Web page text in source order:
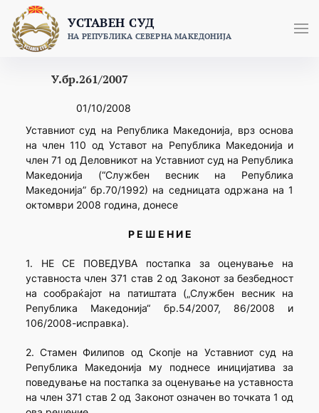
content
УСТАВЕН СУД
НА РЕПУБЛИКА СЕВЕРНА МАКЕДОНИЈА
У.бр.261/2007
01/10/2008
Уставниот суд на Република Македонија, врз основа
на член 110 од Уставот на Република Македонија и
член 71 од Деловникот на Уставниот суд на Република
Македонија (“Службен весник на Република
Македонија” бр.70/1992) на седницата одржана на 1
октомври 2008 година, донесе
Р Е Ш Е Н И Е
1. НЕ СЕ ПОВЕДУВА постапка за оценување на
уставноста член 371 став 2 од Законот за безбедност
на сообраќајот на патиштата („Службен весник на
Република Македонија“ бр.54/2007, 86/2008 и
106/2008-исправка).
2. Стамен Филипов од Скопје на Уставниот суд на
Република Македонија му поднесе иницијатива за
поведување на постапка за оценување на уставноста
на член 371 став 2 од Законот означен во точката 1 од